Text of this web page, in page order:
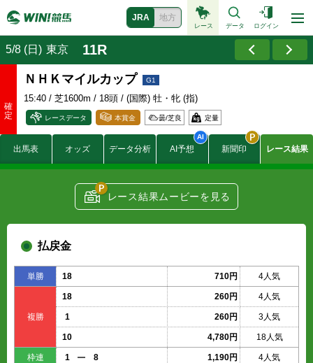
JRA 地方
レース データ ログイン
5/8 (日) 東京 11R
ＮＨＫマイルカップ
15:40 / 芝1600m / 18頭 / (国際) 牡・牝 (指)
レースデータ 本賞金
(万円)
13000
5200
3300
1300
付加賞金
382.2
109.2
曇/芝良 定量
出馬表 オッズ データ分析 AI予想 新聞印 レース結果
レース結果ムービーを見る
払戻金
単勝 18 710円 4人気
複勝
18 260円 4人気
1 260円 3人気
10 4,780円 18人気
枠連 1 8 1,190円 4人気